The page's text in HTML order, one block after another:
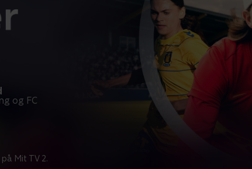
og FC
Mit TV 2.